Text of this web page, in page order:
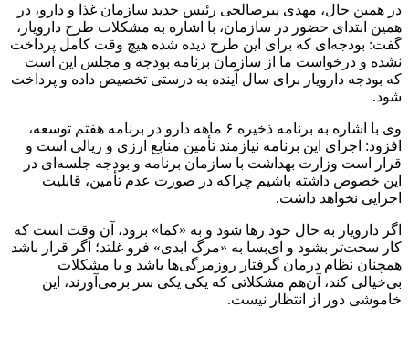
در همین حال، مهدی پیرصالحی رئیس جدید سازمان غذا و دارو، در
همین ابتدای حضور در سازمان، با اشاره به مشکلات طرح دارویار ،
گفت: بودجه‌ای که برای این طرح دیده شده هیچ وقت کامل پرداخت
نشده و درخواست ما از سازمان برنامه بودجه و مجلس این است
که بودجه دارویار برای سال آینده به درستی تخصیص داده و پرداخت
شود.
وی با اشاره به برنامه ذخیره ۶ ماهه دارو در برنامه هفتم توسعه،
افزود: اجرای این برنامه نیازمند تأمین منابع ارزی و ریالی است و
قرار است وزارت بهداشت با سازمان برنامه و بودجه جلسه‌ای در
این خصوص داشته باشیم چراکه در صورت عدم تأمین، قابلیت
اجرایی نخواهد داشت.
اگر دارویار به حال خود رها شود و به «کما» برود، آن وقت است که
کار سخت‌تر بشود و ای‌بسا به «مرگ ابدی» فرو غلتد؛ اگر قرار باشد
همچنان نظام درمان گرفتار روزمرگی‌ها باشد و با مشکلات
بی‌خیالی کند، آن‌هم مشکلاتی که یکی یکی سر برمی‌آورند، این
خاموشی دور از انتظار نیست.